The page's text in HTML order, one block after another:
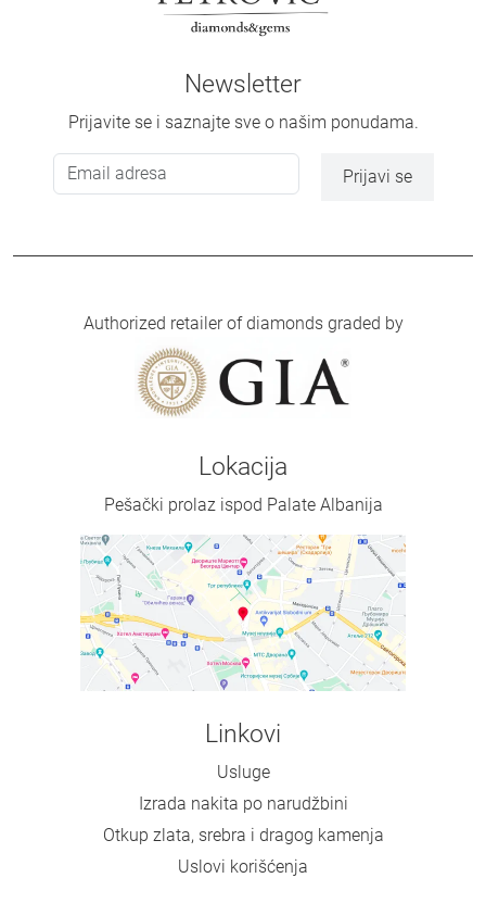
Newsletter
Prijavite se i saznajte sve o našim ponudama.
Prijavi se
Authorized retailer of diamonds graded by
Lokacija
Pešački prolaz ispod Palate Albanija
Linkovi
Usluge
Izrada nakita po narudžbini
Otkup zlata, srebra i dragog kamenja
Uslovi korišćenja